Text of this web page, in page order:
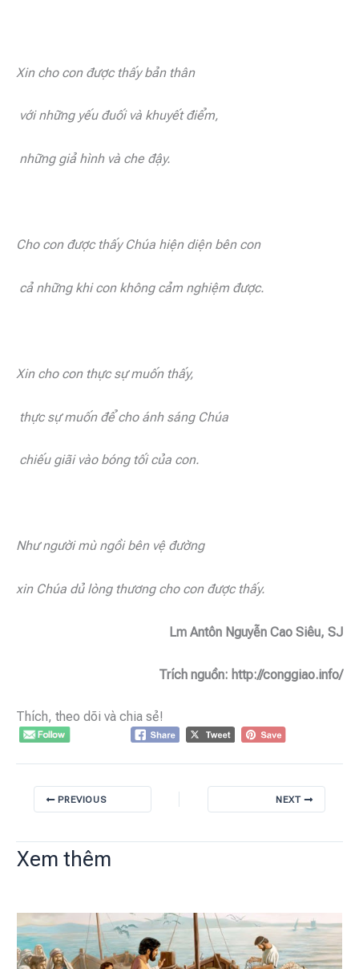
Xin cho con được thấy bản thân
với những yếu đuối và khuyết điểm,
những giả hình và che đậy.
Cho con được thấy Chúa hiện diện bên con
cả những khi con không cảm nghiệm được.
Xin cho con thực sự muốn thấy,
thực sự muốn để cho ánh sáng Chúa
chiếu giãi vào bóng tối của con.
Như người mù ngồi bên vệ đường
xin Chúa dủ lòng thương cho con được thấy.
Lm Antôn Nguyễn Cao Siêu, SJ
Trích nguồn: http://conggiao.info/
Thích, theo dõi và chia sẻ!
PREVIOUS NEXT
Xem thêm